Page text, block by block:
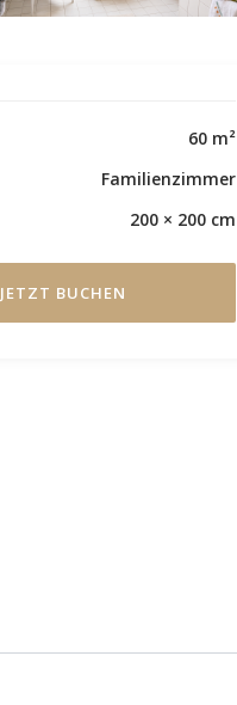
60 m²
Familienzimmer
200 × 200 cm
JETZT BUCHEN